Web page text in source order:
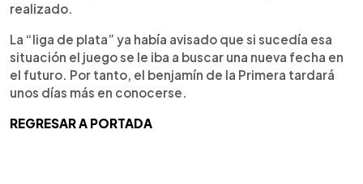
realizado.
La “liga de plata” ya había avisado que si sucedía esa
situación el juego se le iba a buscar una nueva fecha en
el futuro. Por tanto, el benjamín de la Primera tardará
unos días más en conocerse.
REGRESAR A PORTADA